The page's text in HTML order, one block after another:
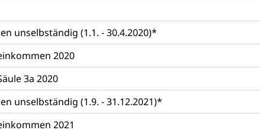
unselbständig (1.1. - 30.4.2020)*
2020
3a 2020
unselbständig (1.9. - 31.12.2021)*
2021